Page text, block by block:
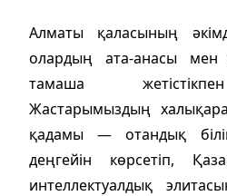
Алматы қаласының
олардың ата-анасы мен
тамаша
Жастарымыздың
қадамы — отандық
деңгейін көрсетіп,
интеллектуалдық